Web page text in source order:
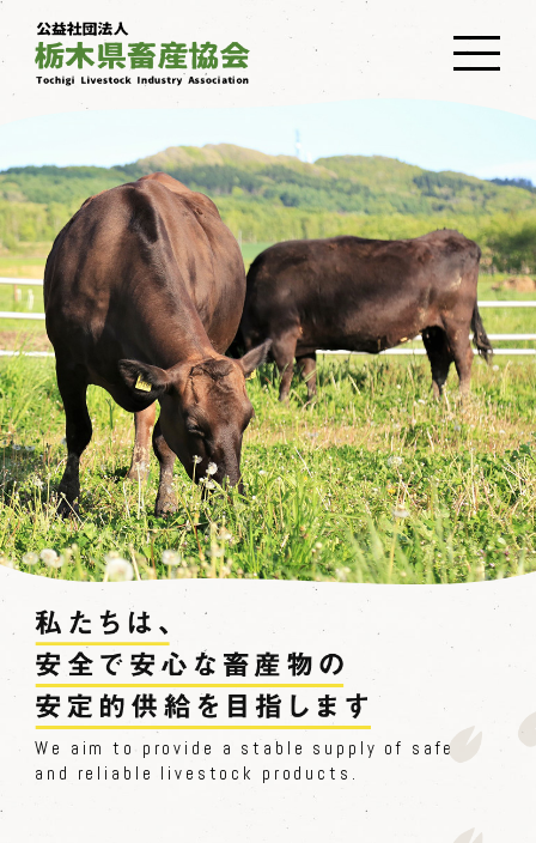
We aim to provide a stable supply of safe
and reliable livestock products.